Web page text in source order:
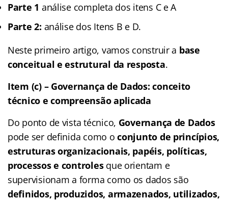
Parte 1 análise completa dos itens C e A
Parte 2: análise dos Itens B e D.
Neste primeiro artigo, vamos construir a base
conceitual e estrutural da resposta.
Item (c) – Governança de Dados: conceito
técnico e compreensão aplicada
Do ponto de vista técnico, Governança de Dados
pode ser definida como oconjunto de princípios,
estruturas organizacionais, papéis, políticas,
processos e controlesque orientam e
supervisionam a forma como os dados são
definidos, produzidos, armazenados, utilizados,